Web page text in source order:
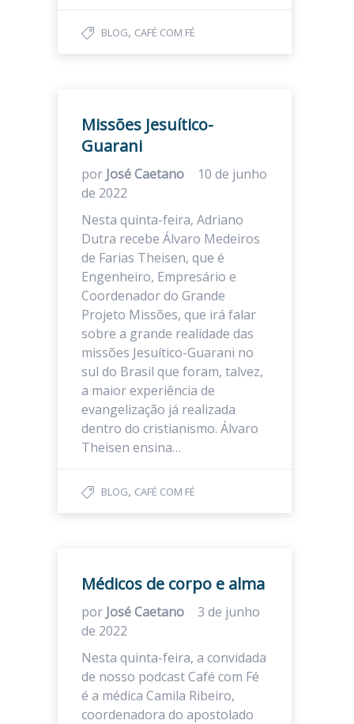
BLOG, CAFÉ COM FÉ
Missões Jesuítico-
Guarani
por José Caetano
10 de junho
de 2022
Nesta quinta-feira, Adriano
Dutra recebe Álvaro Medeiros
de Farias Theisen, que é
Engenheiro, Empresário e
Coordenador do Grande
Projeto Missões, que irá falar
sobre a grande realidade das
missões Jesuítico-Guarani no
sul do Brasil que foram, talvez,
a maior experiência de
evangelização já realizada
dentro do cristianismo. Álvaro
Theisen ensina…
BLOG, CAFÉ COM FÉ
Médicos de corpo e alma
por José Caetano
3 de junho
de 2022
Nesta quinta-feira, a convidada
de nosso podcast Café com Fé
é a médica Camila Ribeiro,
coordenadora do apostolado